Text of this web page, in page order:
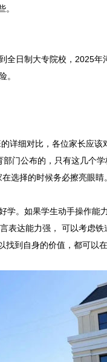
日制大专院校，2025
。
细对比，各位家长应
门公布的，只有这几个
选择的时候务必擦亮眼睛。
。如果学生动手操作能
表达能力强， 可以考虑
到自身的价值，都可以